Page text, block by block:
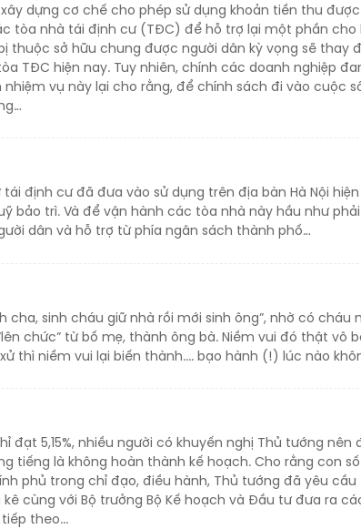
xây dựng cơ chế cho phép sử dụng khoản tiền thu
tòa nhà tái định cư (TĐC) để hỗ trợ lại một phần cho
thuộc sở hữu chung được người dân kỳ vọng sẽ thay
TĐC hiện nay. Tuy nhiên, chính các doanh nghiệp
vụ này lại cho rằng, để chính sách đi vào cuộc
định cư đã đưa vào sử dụng trên địa bàn Hà Nội
bảo trì. Và để vận hành các tòa nhà này hầu như
dân và hỗ trợ từ phía ngân sách thành phố…
cha, sinh cháu giữ nhà rồi mới sinh ông”, nhờ có cháu
chức” từ bố mẹ, thành ông bà. Niềm vui đó thật vô
thì niềm vui lại biến thành.... bạo hành (!) lúc nào
đạt 5,15%, nhiều người có khuyến nghị Thủ tướng nên
tiếng là không hoàn thành kế hoạch. Cho rằng con
phủ trong chỉ đạo, điều hành, Thủ tướng đã yêu cầu
cùng với Bộ trưởng Bộ Kế hoạch và Đầu tư đưa ra
theo...